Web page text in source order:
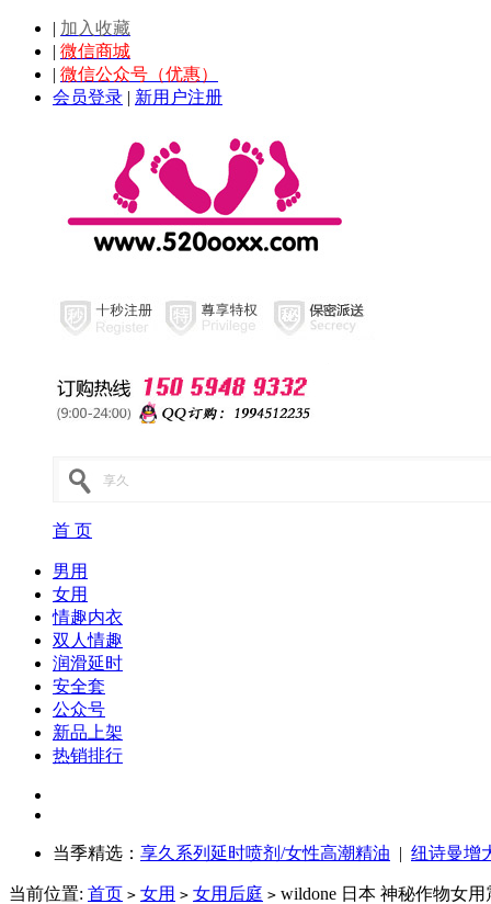
| 加入收藏
| 微信商城
| 微信公众号（优惠）
会员登录 | 新用户注册
首 页
男用
女用
情趣内衣
双人情趣
润滑延时
安全套
公众号
新品上架
热销排行
当季精选： 享久系列延时喷剂/女性高潮精油 | 纽诗曼增
当前位置: 首页 > 女用 > 女用后庭 > wildone 日本 神秘作物女用